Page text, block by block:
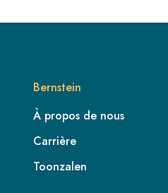
Bernstein
À propos de nous
Carrière
Toonzalen